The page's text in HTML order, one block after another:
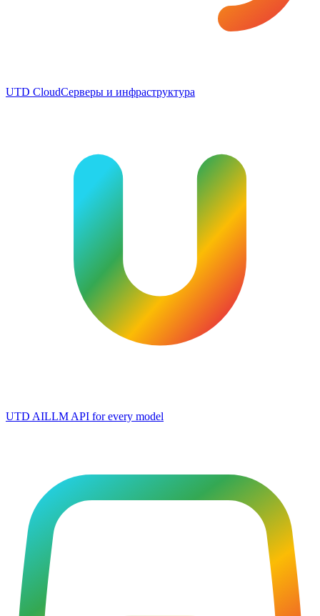
UTD CloudСерверы и инфраструктура
UTD AILLM API for every model